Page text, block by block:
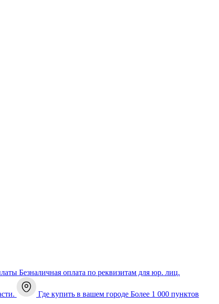
Безналичная оплата по реквизитам для юр. лиц.
Где купить в вашем городе Более 1 000 пунктов